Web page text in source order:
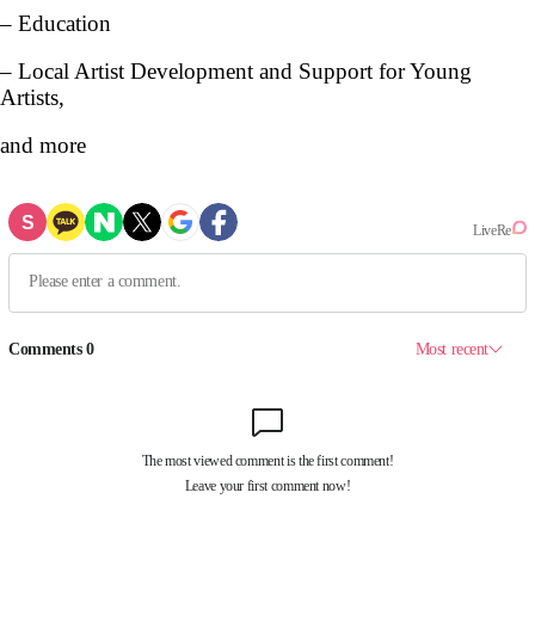
– Education
– Local Artist Development and Support for Young
Artists,
and more